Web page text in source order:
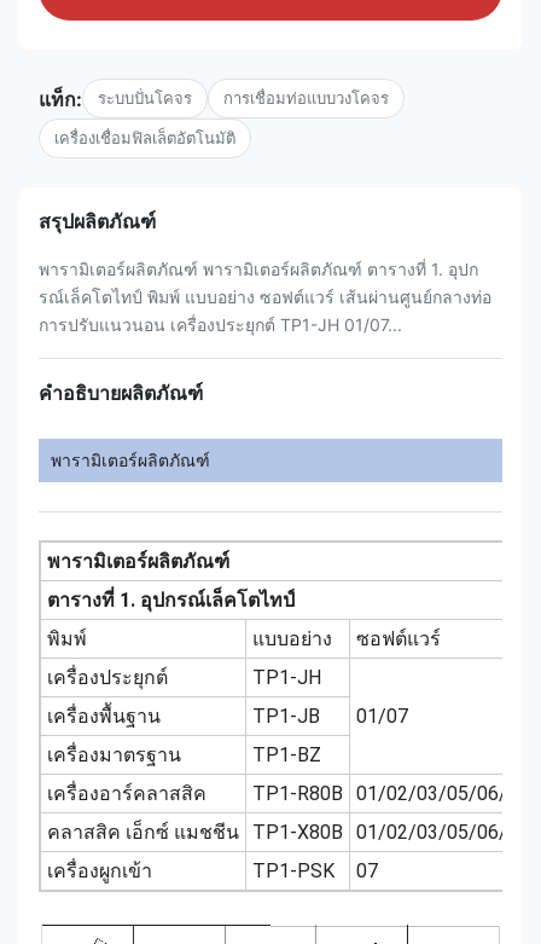
แท็ก: ระบบปั่นโคจร การเชื่อมท่อแบบวงโคจร
เครื่องเชื่อมฟิลเล็ตอัตโนมัติ
สรุปผลิตภัณฑ์
พารามิเตอร์ผลิตภัณฑ์ พารามิเตอร์ผลิตภัณฑ์ ตารางที่ 1. อุปก
รณ์เล็คโตไทป์ พิมพ์ แบบอย่าง ซอฟต์แวร์ เส้นผ่านศูนย์กลางท่อ
การปรับแนวนอน เครื่องประยุกต์ TP1-JH 01/07...
คำอธิบายผลิตภัณฑ์
พารามิเตอร์ผลิตภัณฑ์
พารามิเตอร์ผลิตภัณฑ์
ตารางที่ 1. อุปกรณ์เล็คโตไทป์
พิมพ์
แบบอย่าง
ซอฟต์แวร์
เครื่องประยุกต์
TP1-JH
01/07
เครื่องพื้นฐาน
TP1-JB
เครื่องมาตรฐาน
TP1-BZ
เครื่องอาร์คลาสสิค
TP1-R80B
01/02/03/05/06/07/
คลาสสิค เอ็กซ์ แมชชีน
TP1-X80B
01/02/03/05/06/
เครื่องผูกเข้า
TP1-PSK 07